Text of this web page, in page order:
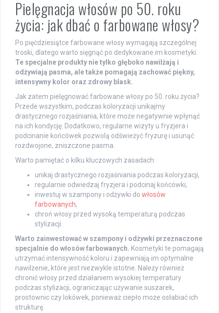
Pielęgnacja włosów po 50. roku
życia: jak dbać o farbowane włosy?
Po pięćdziesiątce farbowane włosy wymagają szczególnej
troski, dlatego warto sięgnąć po dedykowane im kosmetyki.
Te specjalne produkty nie tylko głęboko nawilżają i
odżywiają pasma, ale także pomagają zachować piękny,
intensywny kolor oraz zdrowy blask.
Jak zatem pielęgnować farbowane włosy po 50. roku życia?
Przede wszystkim, podczas koloryzacji unikajmy
drastycznego rozjaśniania, które może negatywnie wpłynąć
na ich kondycję. Dodatkowo, regularne wizyty u fryzjera i
podcinanie końcówek pozwolą odświeżyć fryzurę i usunąć
rozdwojone, zniszczone pasma.
Warto pamiętać o kilku kluczowych zasadach:
unikaj drastycznego rozjaśniania podczas koloryzacji,
regularnie odwiedzaj fryzjera i podcinaj końcówki,
inwestuj w szampony i odżywki do włosów
farbowanych,
chroń włosy przed wysoką temperaturą podczas
stylizacji.
Warto zainwestować w szampony i odżywki przeznaczone
specjalnie do włosów farbowanych. Kosmetyki te pomagają
utrzymać intensywność koloru i zapewniają im optymalne
nawilżenie, które jest niezwykle istotne. Należy również
chronić włosy przed działaniem wysokiej temperatury
podczas stylizacji, ograniczając używanie suszarek,
prostownic czy lokówek, ponieważ ciepło może osłabiać ich
strukturę.